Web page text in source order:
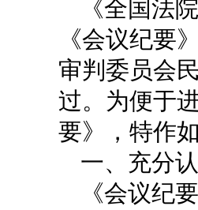
《全国法
《会议纪要
审判委员会
过。为便于
要》，特作
一、充分
《会议纪